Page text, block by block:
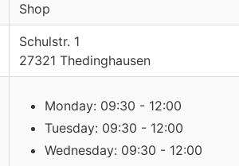
Shop
Schulstr. 1
27321 Thedinghausen
Monday: 09:30 - 12:00
Tuesday: 09:30 - 12:00
Wednesday: 09:30 - 12:00